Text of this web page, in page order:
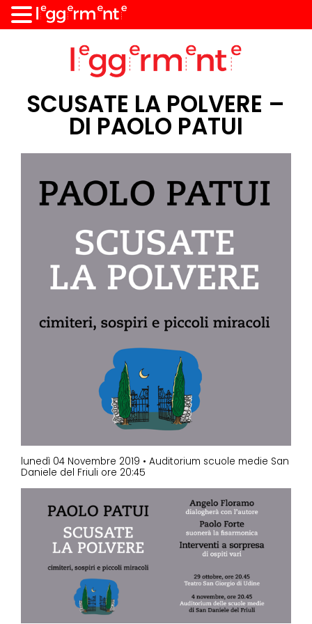
SCUSATE LA POLVERE –
DI PAOLO PATUI
lunedì 04 Novembre 2019 • Auditorium scuole medie San
Daniele del Friuli ore 20:45